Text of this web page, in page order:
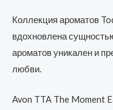
Коллекция ароматов
вдохновлена
ароматов уникален и
любви.
Avon TTA The Moment